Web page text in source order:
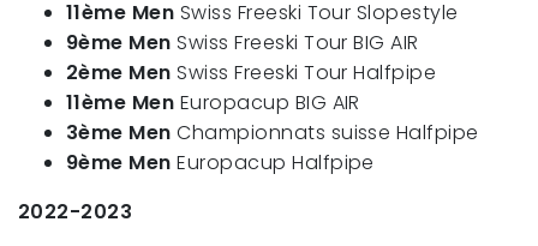
11ème Men Swiss Freeski Tour Slopestyle
9ème Men Swiss Freeski Tour BIG AIR
2ème Men Swiss Freeski Tour Halfpipe
11ème Men Europacup BIG AIR
3ème Men Championnats suisse Halfpipe
9ème MenEuropacup Halfpipe
2022-2023